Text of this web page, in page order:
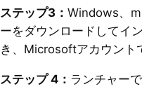
ステップ3： Windows、
ーをダウンロードしてイ
き、Microsoftアカウント
ステップ 4： ランチャー